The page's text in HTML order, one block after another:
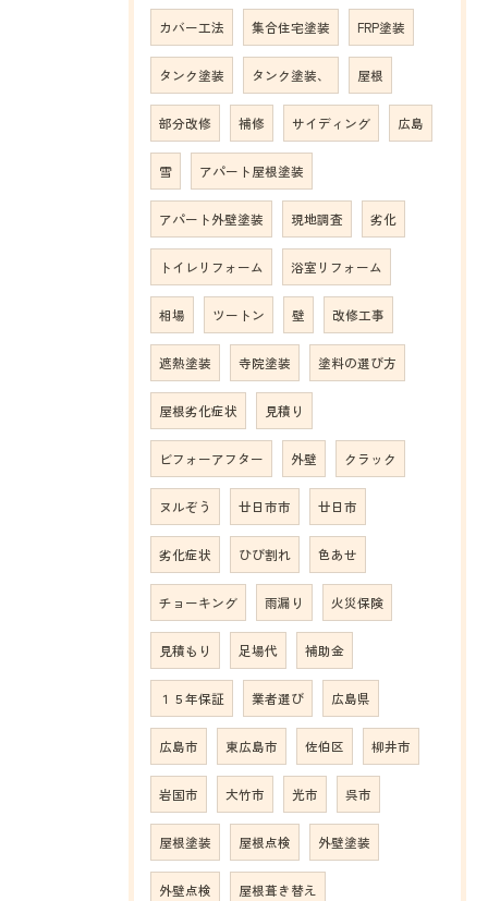
カバー工法 集合住宅塗装 FRP塗装
タンク塗装 タンク塗装、 屋根
部分改修 補修 サイディング 広島
雪 アパート屋根塗装
アパート外壁塗装 現地調査 劣化
トイレリフォーム 浴室リフォーム
相場 ツートン 壁 改修工事
遮熱塗装 寺院塗装 塗料の選び方
屋根劣化症状 見積り
ビフォーアフター 外壁 クラック
ヌルぞう 廿日市市 廿日市
劣化症状 ひび割れ 色あせ
チョーキング 雨漏り 火災保険
見積もり 足場代 補助金
１５年保証 業者選び 広島県
広島市 東広島市 佐伯区 柳井市
岩国市 大竹市 光市 呉市
屋根塗装 屋根点検 外壁塗装
外壁点検 屋根葺き替え